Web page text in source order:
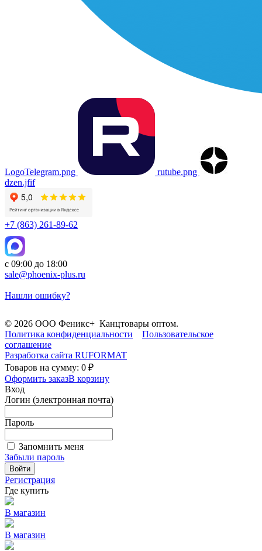
LogoTelegram.png
rutube.png
dzen.jfif
+7 (863) 261-89-62
с 09:00 до 18:00
sale@phoenix-plus.ru
Нашли ошибку?
© 2026 ООО Феникс+ Канцтовары оптом.
Политика конфиденциальности
Пользовательское
соглашение
Разработка сайта RUFORMAT
Товаров на сумму: 0 ₽
Оформить заказВ корзину
Вход
Логин (электронная почта)
Пароль
Запомнить меня
Забыли пароль
Войти
Регистрация
Где купить
В магазин
В магазин